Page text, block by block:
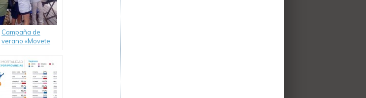
Campaña de
verano «Movete